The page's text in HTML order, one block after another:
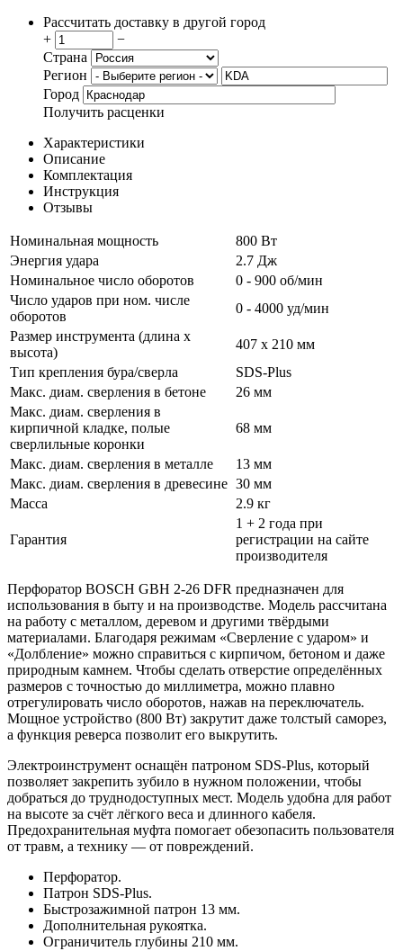
Рассчитать доставку в другой город
+
−
Страна
Регион
Город
Получить расценки
Характеристики
Описание
Комплектация
Инструкция
Отзывы
Номинальная мощность
800 Вт
Энергия удара
2.7 Дж
Номинальное число оборотов
0 - 900 об/мин
Число ударов при ном. числе
оборотов
0 - 4000 уд/мин
Размер инструмента (длина x
высота)
407 x 210 мм
Тип крепления бура/сверла
SDS-Plus
Макс. диам. сверления в бетоне
26 мм
Макс. диам. сверления в
кирпичной кладке, полые
сверлильные коронки
68 мм
Макс. диам. сверления в металле
13 мм
Макс. диам. сверления в древесине 30 мм
Масса
2.9 кг
Гарантия
1 + 2 года при
регистрации на сайте
производителя
Перфоратор BOSCH GBH 2-26 DFR предназначен для
использования в быту и на производстве. Модель рассчитана
на работу с металлом, деревом и другими твёрдыми
материалами. Благодаря режимам «Сверление с ударом» и
«Долбление» можно справиться с кирпичом, бетоном и даже
природным камнем. Чтобы сделать отверстие определённых
размеров с точностью до миллиметра, можно плавно
отрегулировать число оборотов, нажав на переключатель.
Мощное устройство (800 Вт) закрутит даже толстый саморез,
а функция реверса позволит его выкрутить.
Электроинструмент оснащён патроном SDS-Plus, который
позволяет закрепить зубило в нужном положении, чтобы
добраться до труднодоступных мест. Модель удобна для работ
на высоте за счёт лёгкого веса и длинного кабеля.
Предохранительная муфта помогает обезопасить пользователя
от травм, а технику — от повреждений.
Перфоратор.
Патрон SDS-Plus.
Быстрозажимной патрон 13 мм.
Дополнительная рукоятка.
Ограничитель глубины 210 мм.